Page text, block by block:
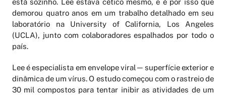
está sozinho. Lee estava cético mesmo, e é por isso que
demorou quatro anos em um trabalho detalhado em seu
laboratório na University of California, Los Angeles
(UCLA), junto com colaboradores espalhados por todo o
país.
Lee é especialista em envelope viral ─ superfície exterior e
dinâmica de um vírus. O estudo começou com o rastreio de
30 mil compostos para tentar inibir as atividades de um